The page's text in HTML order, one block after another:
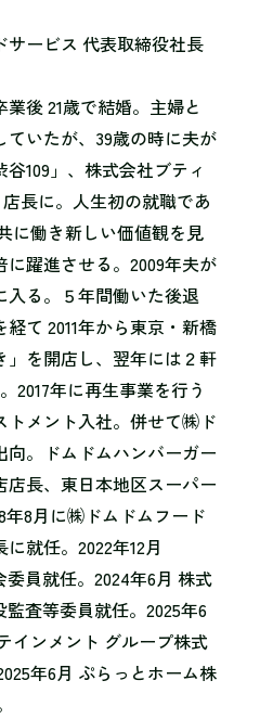
ービス 代表取締役社長
後 21歳で結婚。主婦と
ていたが、39歳の時に夫が
109」、株式会社ブティ
長に。人生初の就職であ
に働き新しい価値観を見
躍進させる。2009年夫が
入る。５年間働いた後退
て 2011年から東京・新橋
」を開店し、翌年には２軒
2017年に再生事業を行う
メント入社。併せて㈱ド
。ドムドムハンバーガー
長、東日本地区スーパー
年8月に㈱ドムドムフード
就任。2022年12月
委員就任。2024年6月 株式
監査等委員就任。2025年6
インメント グループ株式
年6月 ぷらっとホーム株